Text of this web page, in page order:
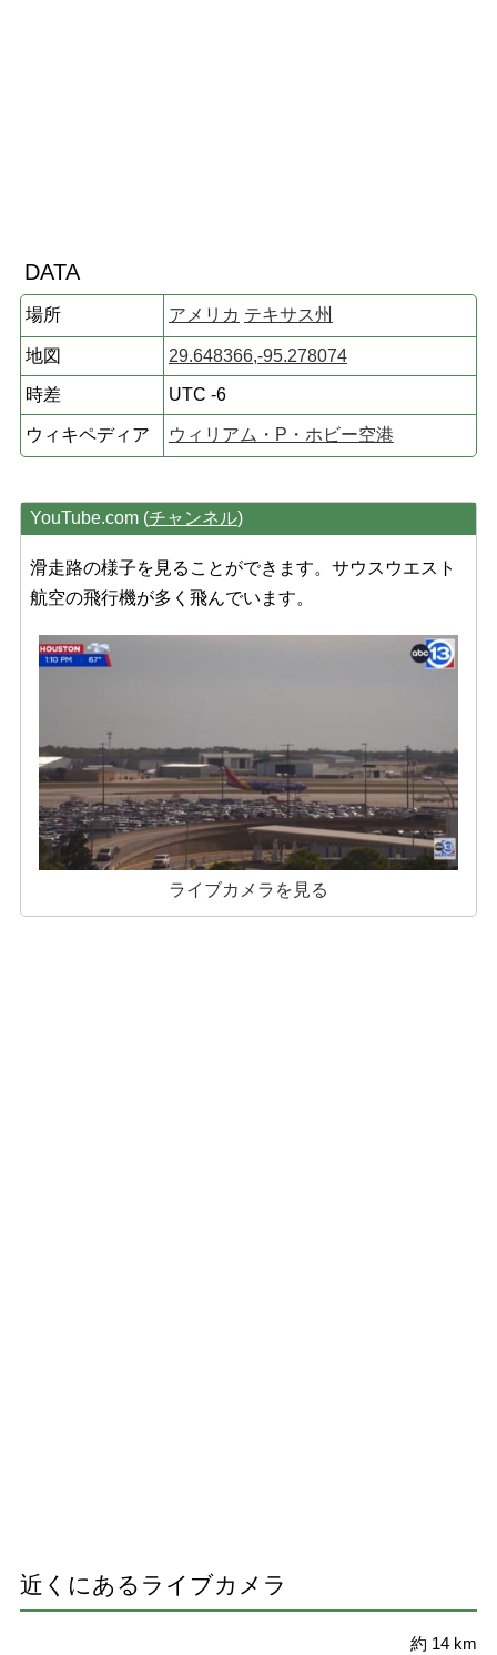
DATA
場所 アメリカ テキサス州
地図 29.648366,-95.278074
時差 UTC -6
ウィキペディア ウィリアム・P・ホビー空港
YouTube.com (チャンネル)
滑走路の様子を見ることができます。サウスウエスト
航空の飛行機が多く飛んでいます。
ライブカメラを見る
近くにあるライブカメラ
約 14 km